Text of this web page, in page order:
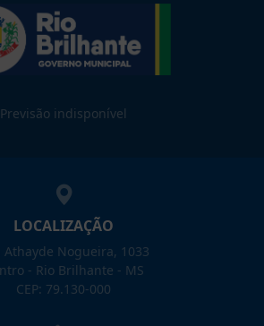
Previsão indisponível
LOCALIZAÇÃO
Athayde Nogueira, 1033
- Rio Brilhante - MS
CEP: 79.130-000